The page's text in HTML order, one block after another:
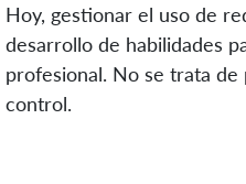
Hoy, gestionar el uso de
desarrollo de habilidades
profesional. No se trata
control.